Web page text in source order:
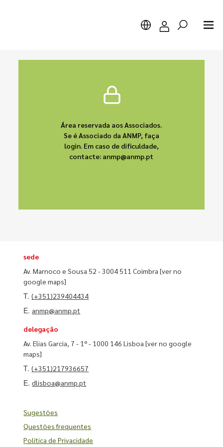
Área reservada aos Associados.
Se é Associado da ANMP, faça
login. Em caso de dificuldade,
contacte: anmp@anmp.pt
sede
Av. Marnoco e Sousa 52 - 3004 511 Coimbra[ver no
google maps]
T.(+351)239404434
E. anmp@anmp.pt
delegação
Av. Elias Garcia, 7 - 1º - 1000 146 Lisboa[ver no google
maps]
T.(+351)217936657
E.dlisboa@anmp.pt
Sugestões
Questões frequentes
Política de Privacidade